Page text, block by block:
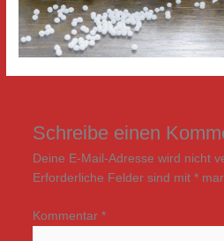
Schreibe einen
Deine E-Mail-Adresse wird nicht
Erforderliche Felder sind mit *
Kommentar *